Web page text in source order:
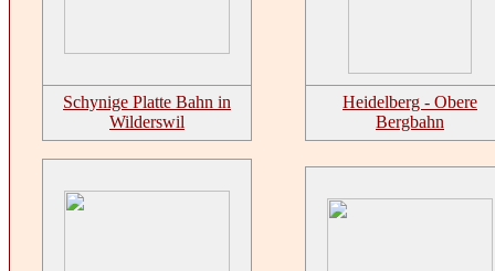
Schynige Platte Bahn in
Wilderswil
Heidelberg - Obere
Bergbahn